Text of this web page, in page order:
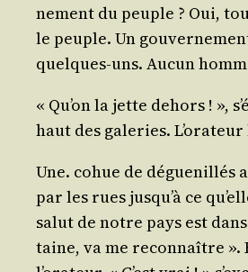
ne­ment du peuple ? Oui,
le peuple. Un
quelques-uns. Aucun
« Qu’on la jette dehors ! »,
haut des gale­ries.
Une. cohue de dégue­nillés
par les rues jus­qu’à ce
salut de notre pays est
taine, va me recon­naître ».